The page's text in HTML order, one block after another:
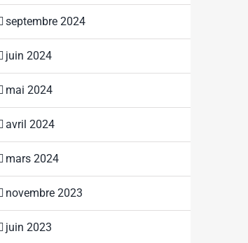
septembre 2024
juin 2024
mai 2024
avril 2024
mars 2024
novembre 2023
juin 2023